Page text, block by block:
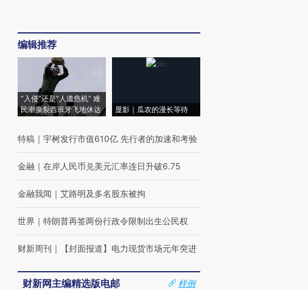
编辑推荐
“入侵”还是“人道危机” 难
民潮撕裂西班牙飞地休达
显影｜瓜农的漫长等待
特稿 ｜ 宇树发行市值610亿 先行者的加速和考验
金融 ｜ 在岸人民币兑美元汇率连日升破6.75
金融我闻 ｜ 艾路明及多名股东被拘
世界 ｜ 特朗普再签两份行政令限制出生公民权
财新周刊 ｜ 【封面报道】电力现货市场元年突进
财新网主编精选版电邮
样例